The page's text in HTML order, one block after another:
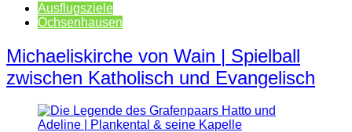
Ausflugsziele
Ochsenhausen
Michaeliskirche von Wain | Spielball
zwischen Katholisch und Evangelisch